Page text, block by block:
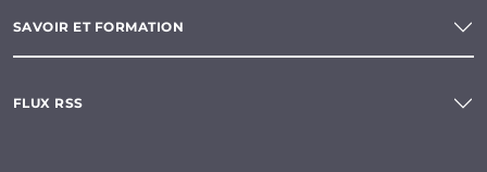
SAVOIR ET FORMATION
FLUX RSS